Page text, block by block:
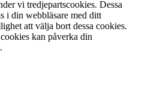
vi tredjepartscookies. Dessa
i din webbläsare med ditt
att välja bort dessa cookies.
kan påverka din